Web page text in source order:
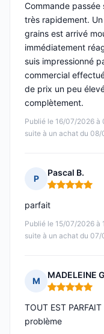
Publié le 16/07/2026 à
suite à un achat du
Commande
très rapidement.
grains est arrivé
immédiatement
suis impressionné
commercial
de prix un peu
complètement.
P
Pascal B.
Note : 5 sur 5
Publié le 15/07/2026 à
suite à un achat du
parfait
M
MADELEINE
Note : 5 sur 5
TOUT EST
problème